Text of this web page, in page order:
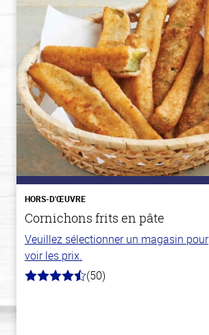
HORS-D'ŒUVRE
Cornichons frits en pâte
Veuillez sélectionner un magasin pour
voir les prix.
4.1
(50)